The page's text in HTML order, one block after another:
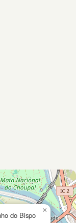
do Bispo
×